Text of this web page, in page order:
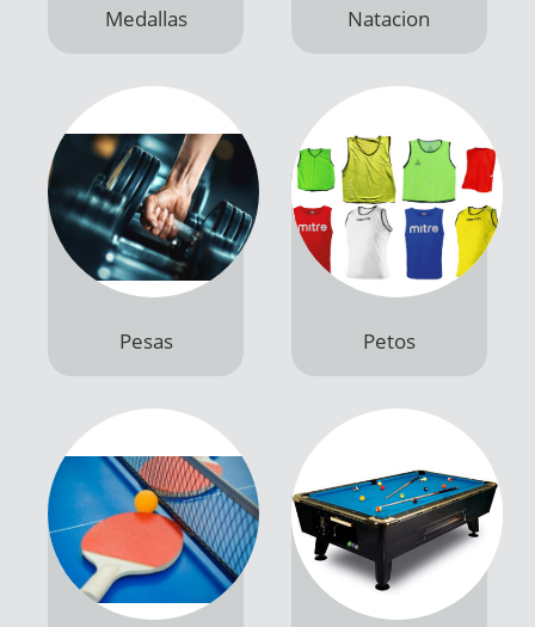
Productos
Pesas
Productos
Petos
Productos
Ping Pong - Tenis de
Mesa
Productos
Pool